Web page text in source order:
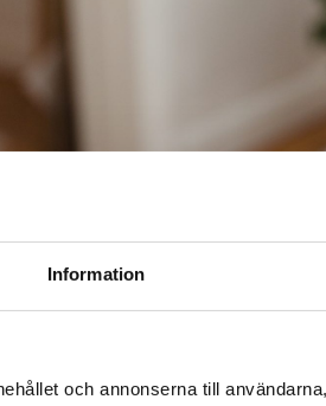
Information
och annonserna till